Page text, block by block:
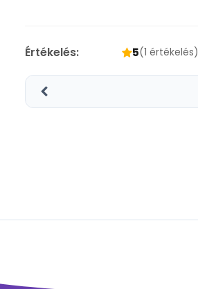
Értékelés: 5(1 értékelés)